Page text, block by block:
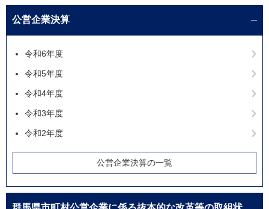
公営企業決算
令和6年度
令和5年度
令和4年度
令和3年度
令和2年度
公営企業決算の一覧